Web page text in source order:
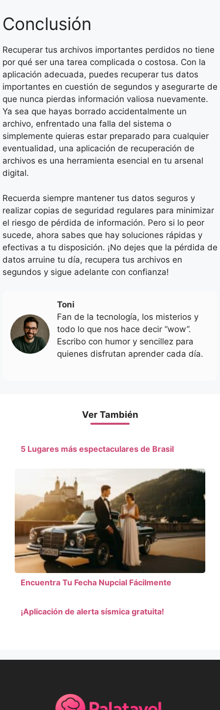
Conclusión
Recuperar tus archivos importantes perdidos no tiene
por qué ser una tarea complicada o costosa. Con la
aplicación adecuada, puedes recuperar tus datos
importantes en cuestión de segundos y asegurarte de
que nunca pierdas información valiosa nuevamente.
Ya sea que hayas borrado accidentalmente un
archivo, enfrentado una falla del sistema o
simplemente quieras estar preparado para cualquier
eventualidad, una aplicación de recuperación de
archivos es una herramienta esencial en tu arsenal
digital.
Recuerda siempre mantener tus datos seguros y
realizar copias de seguridad regulares para minimizar
el riesgo de pérdida de información. Pero si lo peor
sucede, ahora sabes que hay soluciones rápidas y
efectivas a tu disposición. ¡No dejes que la pérdida de
datos arruine tu día, recupera tus archivos en
segundos y sigue adelante con confianza!
Toni
Fan de la tecnología, los misterios y
todo lo que nos hace decir “wow”.
Escribo con humor y sencillez para
quienes disfrutan aprender cada día.
Ver También
5 Lugares más espectaculares de Brasil
Encuentra Tu Fecha Nupcial Fácilmente
¡Aplicación de alerta sísmica gratuita!